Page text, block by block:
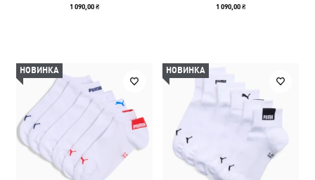
1 090,00 ₴ 1 090,00 ₴
НОВИНКА НОВИНКА